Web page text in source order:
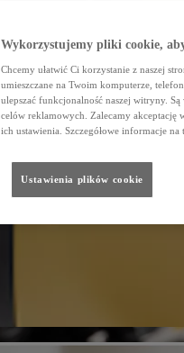
Wykorzystujemy pliki cookie,
Chcemy ułatwić Ci korzystanie z naszej
umieszczane na Twoim komputerze,
ulepszać funkcjonalność naszej witryny. Są
celów reklamowych. Zalecamy akceptację
ich ustawienia. Szczegółowe informacje na
Ustawienia plików cookie